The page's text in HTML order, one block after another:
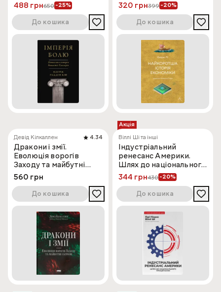
488 грн650-25%
До кошика
320 грн399-20%
До кошика
Девід Кілкаллен 4.34
Дракони і змії.
Еволюція ворогів
Заходу та майбутні
загрози
560 грн
До кошика
Акція
Віллі Ші та інші
Індустріальний
ренесанс Америки.
Шлях до національного
процвітання
344 грн430-20%
До кошика